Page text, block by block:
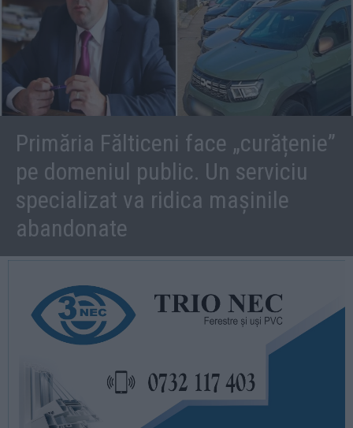
Primăria Fălticeni face „curățenie”
pe domeniul public. Un serviciu
specializat va ridica mașinile
abandonate